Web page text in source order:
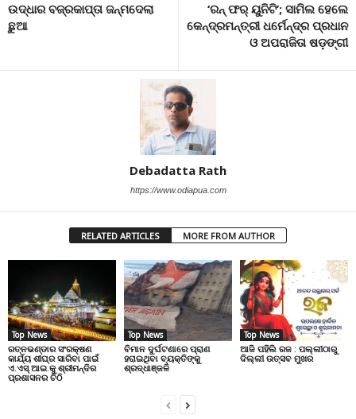
ଉଦ୍ଧାର ବଜ୍ରକାପ୍ତା ଜନ୍ମଦେଲା
ଛୁଆ
‘ରନ୍ ଫର୍ ୟୁନିଟି’; ସାମିଲ ହେଲେ
କେନ୍ଦ୍ରମନ୍ତ୍ରୀ ଧର୍ମେନ୍ଦ୍ର ପ୍ରଧାନ
ଓ ଅପରାଜିତା ଷଡ଼ଙ୍ଗୀ
Debadatta Rath
https://www.odiapua.com
RELATED ARTICLES MORE FROM AUTHOR
Top News
ରତ୍ନଭଣ୍ଡାର ସଂରକ୍ଷଣ
କାର୍ଯ୍ୟ ଶୀଘ୍ର ସାରିବା ପାଇଁ
ଏ.ଏସ୍.ଆଇ.କୁ ଶ୍ରୀମନ୍ଦିର
ପ୍ରଶାସନର ଚିଠି
Top News
ବିମାନ ଦୁର୍ଘଟଣାରେ ପ୍ରାଣ
ହରାଇଥିବା ବ୍ୟକ୍ତିଙ୍କୁ
ଶ୍ରଦ୍ଧାଞ୍ଜଳି
Top News
ଆଜି ପହିଲି ରଜ : ପଲ୍ଲୀଠାରୁ
ଦିଲ୍ଲୀ ଉତ୍ସବ ମୁଖର